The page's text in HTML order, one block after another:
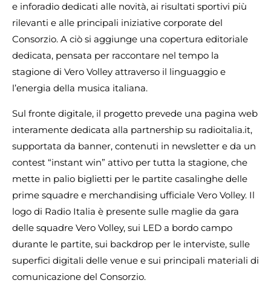
e inforadio dedicati alle novità, ai risultati sportivi più
rilevanti e alle principali iniziative corporate del
Consorzio. A ciò si aggiunge una copertura editoriale
dedicata, pensata per raccontare nel tempo la
stagione di Vero Volley attraverso il linguaggio e
l’energia della musica italiana.​
Sul fronte digitale, il progetto prevede una pagina web
interamente dedicata alla partnership su radioitalia.it,
supportata da banner, contenuti in newsletter e da un
contest “instant win” attivo per tutta la stagione, che
mette in palio biglietti per le partite casalinghe delle
prime squadre e merchandising ufficiale Vero Volley. Il
logo di Radio Italia è presente sulle maglie da gara
delle squadre Vero Volley, sui LED a bordo campo
durante le partite, sui backdrop per le interviste, sulle
superfici digitali delle venue e sui principali materiali di
comunicazione del Consorzio.